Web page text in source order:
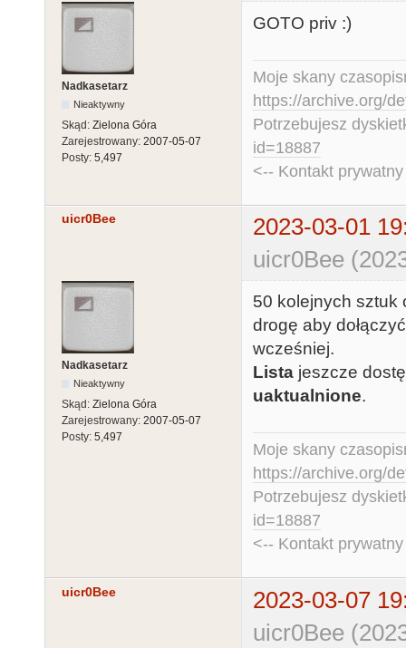
Nadkasetarz
Nieaktywny
Skąd: Zielona Góra
Zarejestrowany: 2007-05-07
Posty: 5,497
GOTO priv :)
Moje skany
https://archive.org/
Potrzebujesz
id=18887
<-- Kontakt
uicr0Bee
2023-03-01
uicr0Bee
Nadkasetarz
Nieaktywny
Skąd: Zielona Góra
Zarejestrowany: 2007-05-07
Posty: 5,497
50 kolejnych sztuk
drogę aby
wcześniej.
Lista jeszcze
uaktualnione.
Moje skany
https://archive.org/
Potrzebujesz
id=18887
<-- Kontakt
uicr0Bee
2023-03-07
uicr0Bee